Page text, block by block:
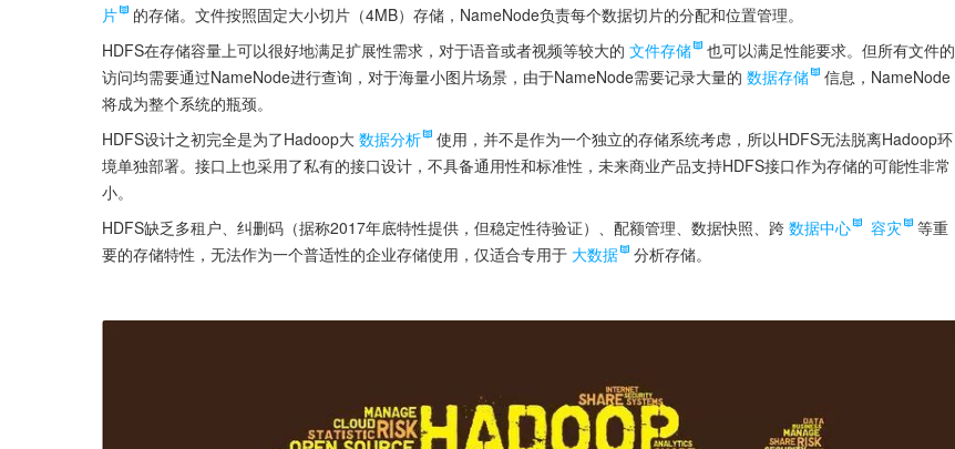
片
的存储。文件按照固定大小切片（4MB）存储，NameNode负责每个数据切片的分配和位置管理。
HDFS在存储容量上可以很好地满足扩展性需求，对于语音或者视频等较大的 文件存储
也可以满足性能要求。但所有文件的
访问均需要通过NameNode进行查询，对于海量小图片场景，由于NameNode需要记录大量的 数据存储
信息，NameNode
将成为整个系统的瓶颈。
HDFS设计之初完全是为了Hadoop大 数据分析
使用，并不是作为一个独立的存储系统考虑，所以HDFS无法脱离Hadoop环
境单独部署。接口上也采用了私有的接口设计，不具备通用性和标准性，未来商业产品支持HDFS接口作为存储的可能性非常
小。
HDFS缺乏多租户、纠删码（据称2017年底特性提供，但稳定性待验证）、配额管理、数据快照、跨 数据中心 容灾
等重
要的存储特性，无法作为一个普适性的企业存储使用，仅适合专用于 大数据 分析存储。